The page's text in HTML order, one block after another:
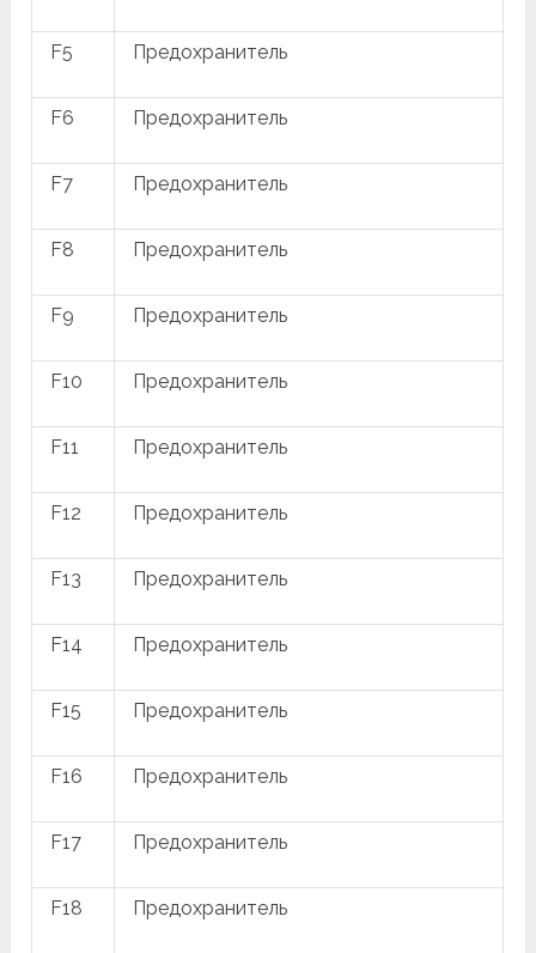
F5 Предохранитель
F6 Предохранитель
F7 Предохранитель
F8 Предохранитель
F9 Предохранитель
F10 Предохранитель
F11 Предохранитель
F12 Предохранитель
F13 Предохранитель
F14 Предохранитель
F15 Предохранитель
F16 Предохранитель
F17 Предохранитель
F18 Предохранитель